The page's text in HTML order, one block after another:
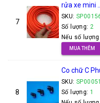
7
rửa xe mini
SKU:
Số lượng: 2
Nếu số
MUA THÊM
8
Co chữ C
SKU:
Số lượng: 1